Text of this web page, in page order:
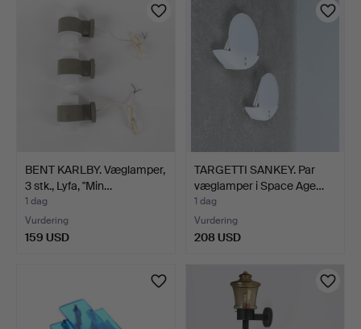
BENT KARLBY. Væglamper,
3 stk., Lyfa, "Min…
1 dag
Vurdering
159 USD
TARGETTI SANKEY. Par
væglamper i Space Age…
1 dag
Vurdering
208 USD